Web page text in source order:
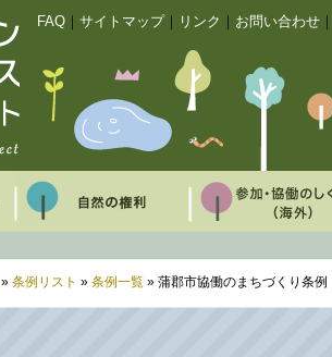
FAQ サイトマップ｜ リンク お問い合わせ
» 条例リスト » 条例一覧 » 蒲郡市協働のまちづくり条例